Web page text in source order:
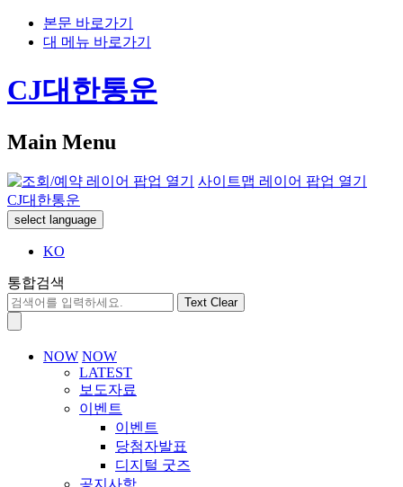
본문 바로가기
대 메뉴 바로가기
CJ대한통운
Main Menu
사이트맵 레이어 팝업 열기
CJ대한통운
select language
KO
통합검색
Text Clear
NOW NOW
LATEST
보도자료
이벤트
이벤트
당첨자발표
디지털 굿즈
공지사항